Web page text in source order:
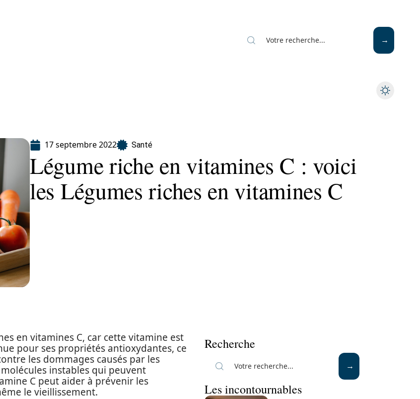
17 septembre 2022 Santé
Légume riche en vitamines C : voici
les Légumes riches en vitamines C
en vitamines C, car cette vitamine est
pour ses propriétés antioxydantes, ce
les dommages causés par les
instables qui peuvent
C peut aider à prévenir les
le vieillissement.
Recherche
Les incontournables